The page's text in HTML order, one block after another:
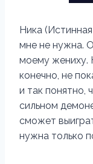
Ника
мне не нужна.
моему жениху.
конечно, не
и так понятно,
сильном
сможет
нужна только